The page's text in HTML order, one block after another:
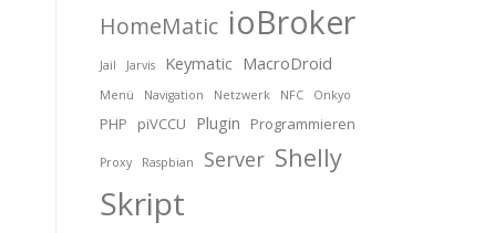
HomeMatic ioBroker
Jail Jarvis Keymatic MacroDroid
Menü Navigation Netzwerk NFC Onkyo
PHP piVCCU Plugin Programmieren
Proxy Raspbian Server Shelly
Skript